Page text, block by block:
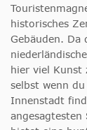
historisches
Gebäuden. Da
hier viel Kunst
selbst wenn
Innenstadt